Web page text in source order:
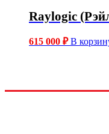
Raylogic
615 000 ₽ В